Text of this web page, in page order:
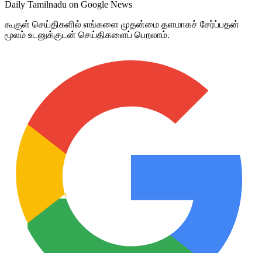
Daily Tamilnadu on Google News
கூகுள் செய்திகளில் எங்களை முதன்மை தளமாகச் சேர்ப்பதன்
மூலம் உடனுக்குடன் செய்திகளைப் பெறலாம்.